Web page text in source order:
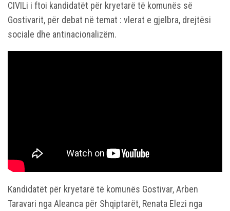
CIVILi i ftoi kandidatët për kryetarë të komunës së
Gostivarit, për debat në temat : vlerat e gjelbra, drejtësi
sociale dhe antinacionalizëm.
Kandidatët për kryetarë të komunës Gostivar, Arben
Taravari nga Aleanca për Shqiptarët, Renata Elezi nga